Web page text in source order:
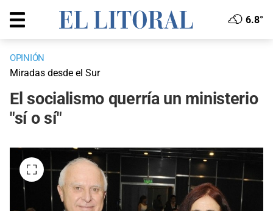
6.8°
OPINIÓN
Miradas desde el Sur
El socialismo querría un ministerio
"sí o sí"